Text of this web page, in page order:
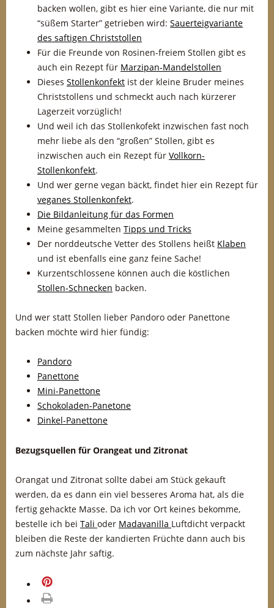
backen wollen, gibt es hier eine Variante, die nur mit
“süßem Starter” getrieben wird: Sauerteigvariante
des saftigen Christstollen
Für die Freunde von Rosinen-freiem Stollen gibt es
auch ein Rezept für Marzipan-Mandelstollen
Dieses Stollenkonfekt ist der kleine Bruder meines
Christstollens und schmeckt auch nach kürzerer
Lagerzeit vorzüglich!
Und weil ich das Stollenkofekt inzwischen fast noch
mehr liebe als den “großen” Stollen, gibt es
inzwischen auch ein Rezept für Vollkorn-
Stollenkonfekt.
Und wer gerne vegan bäckt, findet hier ein Rezept für
veganes Stollenkonfekt.
Die Bildanleitung für das Formen
Meine gesammelten Tipps und Tricks
Der norddeutsche Vetter des Stollens heißt Klaben
und ist ebenfalls eine ganz feine Sache!
Kurzentschlossene können auch die köstlichen
Stollen-Schnecken backen.
Und wer statt Stollen lieber Pandoro oder Panettone
backen möchte wird hier fündig:
Pandoro
Panettone
Mini-Panettone
Schokoladen-Panetone
Dinkel-Panettone
Bezugsquellen für Orangeat und Zitronat
Orangat und Zitronat sollte dabei am Stück gekauft
werden, da es dann ein viel besseres Aroma hat, als die
fertig gehackte Masse. Da ich vor Ort keines bekomme,
bestelle ich bei Tali oder Madavanilla Luftdicht verpackt
bleiben die Reste der kandierten Früchte dann auch bis
zum nächste Jahr saftig.